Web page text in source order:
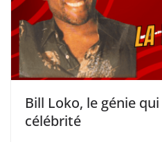
Bill Loko, le génie
célébrité